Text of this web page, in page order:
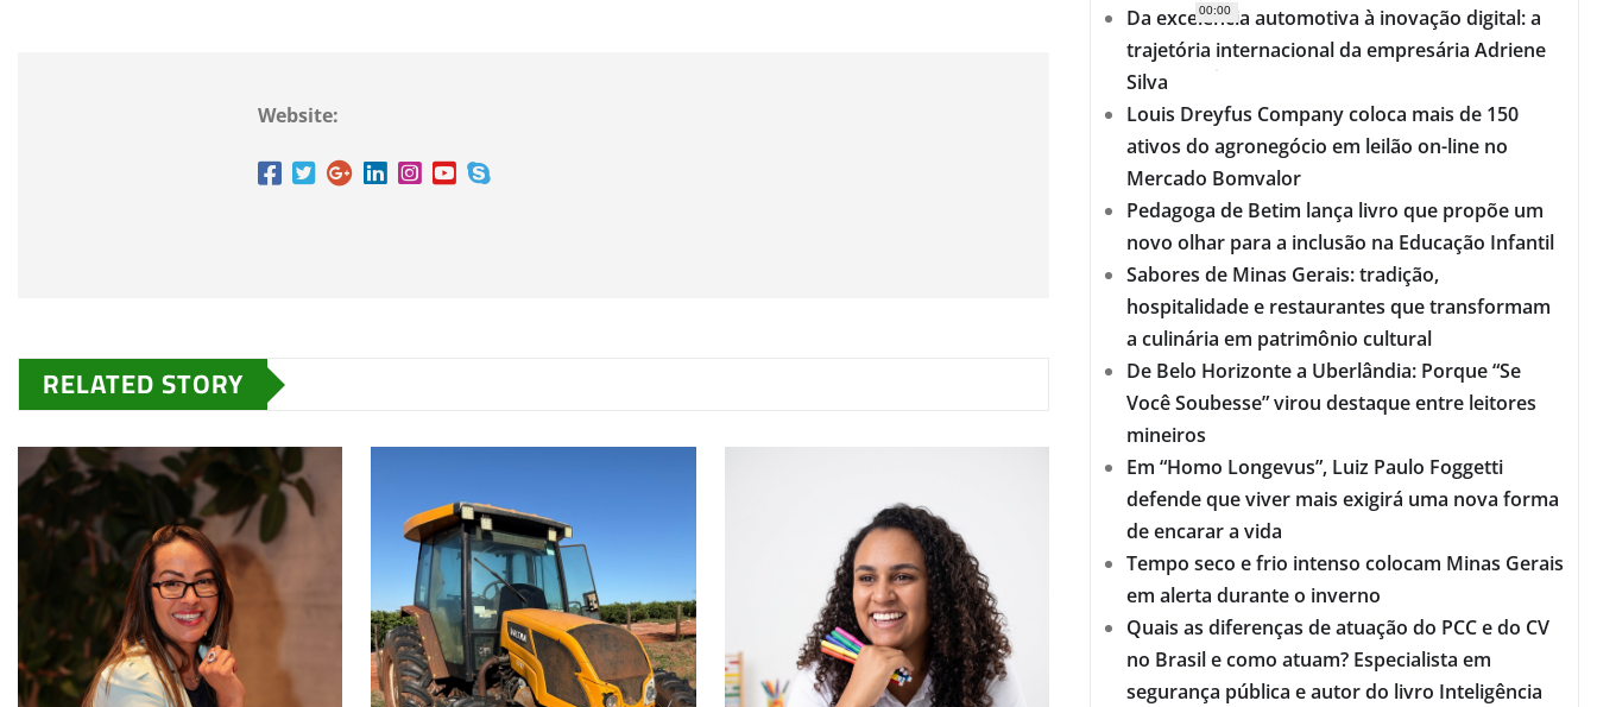
Website:
RELATED STORY
00:00
Da excelência automotiva à inovação digital: a
trajetória internacional da empresária Adriene
Silva
Louis Dreyfus Company coloca mais de 150
ativos do agronegócio em leilão on-line no
Mercado Bomvalor
Pedagoga de Betim lança livro que propõe um
novo olhar para a inclusão na Educação Infantil
Sabores de Minas Gerais: tradição,
hospitalidade e restaurantes que transformam
a culinária em patrimônio cultural
De Belo Horizonte a Uberlândia: Porque “Se
Você Soubesse” virou destaque entre leitores
mineiros
Em “Homo Longevus”, Luiz Paulo Foggetti
defende que viver mais exigirá uma nova forma
de encarar a vida
Tempo seco e frio intenso colocam Minas Gerais
em alerta durante o inverno
Quais as diferenças de atuação do PCC e do CV
no Brasil e como atuam? Especialista em
segurança pública e autor do livro Inteligência